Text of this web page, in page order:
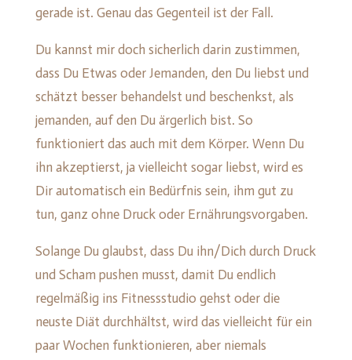
gerade ist. Genau das Gegenteil ist der Fall.
Du kannst mir doch sicherlich darin zustimmen,
dass Du Etwas oder Jemanden, den Du liebst und
schätzt besser behandelst und beschenkst, als
jemanden, auf den Du ärgerlich bist. So
funktioniert das auch mit dem Körper. Wenn Du
ihn akzeptierst, ja vielleicht sogar liebst, wird es
Dir automatisch ein Bedürfnis sein, ihm gut zu
tun, ganz ohne Druck oder Ernährungsvorgaben.
Solange Du glaubst, dass Du ihn/Dich durch Druck
und Scham pushen musst, damit Du endlich
regelmäßig ins Fitnessstudio gehst oder die
neuste Diät durchhältst, wird das vielleicht für ein
paar Wochen funktionieren, aber niemals